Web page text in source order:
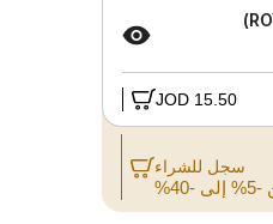
15.50 JOD
سجل للشراء
-40%